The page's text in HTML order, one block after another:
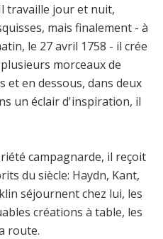
travaille jour et nuit,
mais finalement - à
le 27 avril 1758 - il crée
morceaux de
et en dessous, dans deux
un éclair d'inspiration, il
campagnarde, il reçoit
du siècle: Haydn, Kant,
séjournent chez lui, les
créations à table, les
route.